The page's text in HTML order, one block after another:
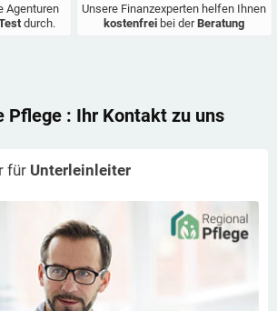
Agenturen
durch.
Unsere Finanzexperten helfen Ihnen
kostenfrei bei derBeratung
Pflege : Ihr Kontakt zu uns
für Unterleinleiter